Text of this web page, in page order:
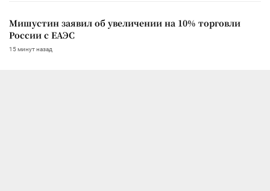
Мишустин заявил об увеличении на 10% торговли
России с ЕАЭС
15 минут назад